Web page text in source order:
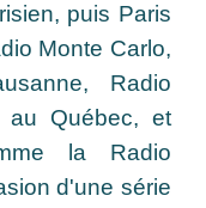
puis Paris
Monte Carlo,
Radio
au Québec, et
la Radio
d'une série